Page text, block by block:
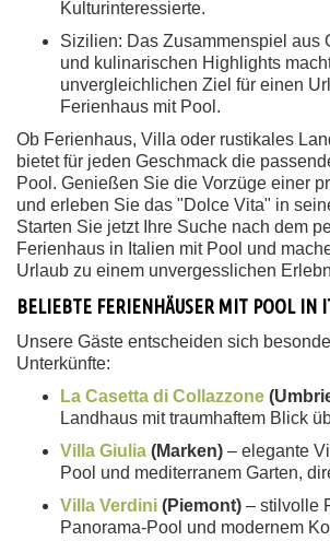
Kulturinteressierte.
Sizilien: Das Zusammenspiel aus
und kulinarischen Highlights
unvergleichlichen Ziel für einen
Ferienhaus mit Pool.
Ob Ferienhaus, Villa oder rustikales
bietet für jeden Geschmack die
Pool. Genießen Sie die Vorzüge einer
und erleben Sie das "Dolce Vita" in
Starten Sie jetzt Ihre Suche nach dem
Ferienhaus in Italien mit Pool und
Urlaub zu einem unvergesslichen
BELIEBTE FERIENHÄUSER MIT POOL IN
Unsere Gäste entscheiden sich
Unterkünfte:
La Casetta di Collazzone
Landhaus mit traumhaftem Blick
Villa Giulia (Marken) – elegante
Pool und mediterranem Garten,
Villa Verdini (Piemont) – stilvolle
Panorama-Pool und modernem